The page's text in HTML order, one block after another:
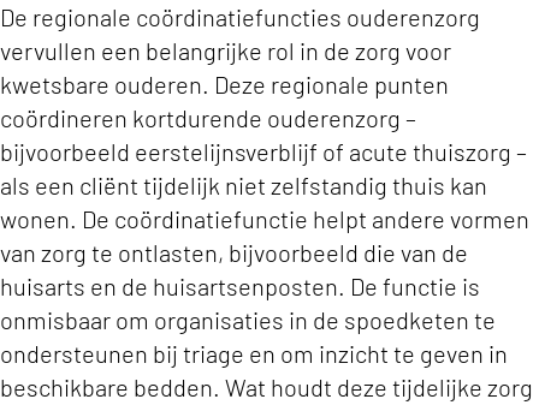
De regionale coördinatiefuncties ouderenzorg
vervullen een belangrijke rol in de zorg voor
kwetsbare ouderen. Deze regionale punten
coördineren kortdurende ouderenzorg –
bijvoorbeeld eerstelijnsverblijf of acute thuiszorg –
als een cliënt tijdelijk niet zelfstandig thuis kan
wonen. De coördinatiefunctie helpt andere vormen
van zorg te ontlasten, bijvoorbeeld die van de
huisarts en de huisartsenposten. De functie is
onmisbaar om organisaties in de spoedketen te
ondersteunen bij triage en om inzicht te geven in
beschikbare bedden. Wat houdt deze tijdelijke zorg